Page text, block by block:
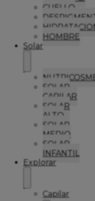
CUELLO
HOMBRE
Solar
SOLAR
CAPILAR
SOLAR
ALTO
SOLAR
MEDIO
SOLAR
INFANTIL
Explorar
Capilar